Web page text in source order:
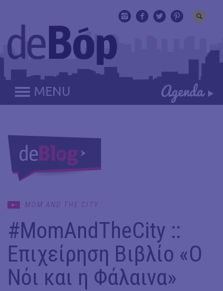
MENU
MOM AND THE CITY
#MomAndTheCity ::
Επιχείρηση Bιβλίο «Ο
Νόι και η Φάλαινα»